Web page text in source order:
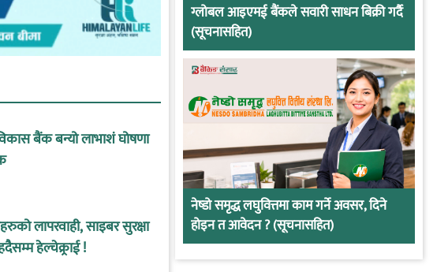
बैंक बन्यो लाभाशं घोषणा
लापरवाही, साइबर सुरक्षा
र सुशासनमा हदैसम्म हेल्चेक्र्राई !
ग्लोबल आइएमई बैंकले सवारी साधन बिक्री गर्दै
(सूचनासहित)
नेष्डो समृद्ध लघुवित्तमा काम गर्ने अवसर, दिने
होइन त आवेदन ? (सूचनासहित)